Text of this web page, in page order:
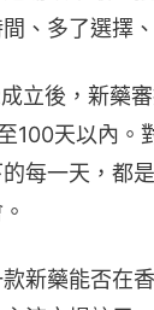
、多了選擇
立後，新藥
100天以內。
每一天，都
新藥能否在